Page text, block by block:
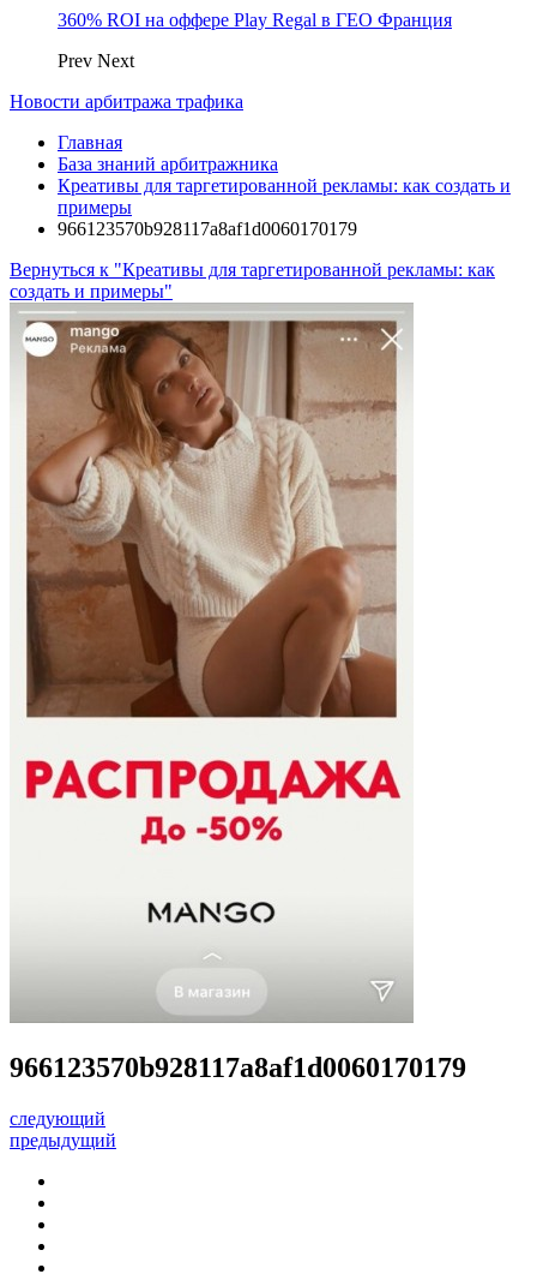
360% ROI на оффере Play Regal в ГЕО Франция
Prev Next
Новости арбитража трафика
Главная
База знаний арбитражника
Креативы для таргетированной рекламы: как создать и
примеры
966123570b928117a8af1d0060170179
Вернуться к "Креативы для таргетированной рекламы: как
создать и примеры"
966123570b928117a8af1d0060170179
следующий
предыдущий